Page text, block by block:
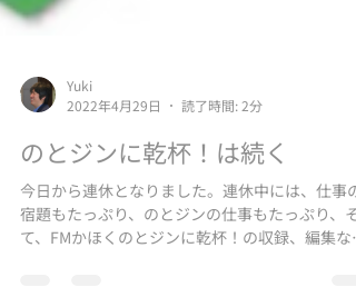
Yuki
2022年4月29日
読了時間: 2分
のとジンに乾杯！は続く
今日から連休となりました。連休中には、仕事の